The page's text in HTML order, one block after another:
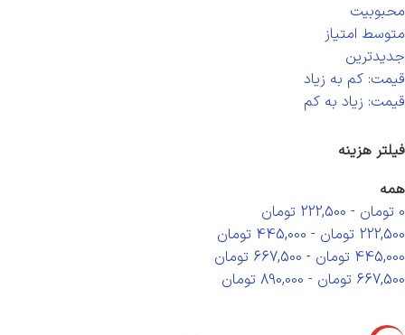
محبوبیت
متوسط امتیاز
جدیدترین
قیمت: کم به زیاد
قیمت: زیاد به کم
فیلتر هزینه
همه
0 تومان -
222,500 تومان
222,500 تومان -
445,000 تومان
445,000 تومان -
667,500 تومان
667,500 تومان -
890,000 تومان